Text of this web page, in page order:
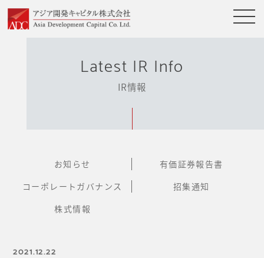
Latest IR Info
IR情報
お知らせ
有価証券報告書
コーポレートガバナンス
招集通知
株式情報
2021.12.22